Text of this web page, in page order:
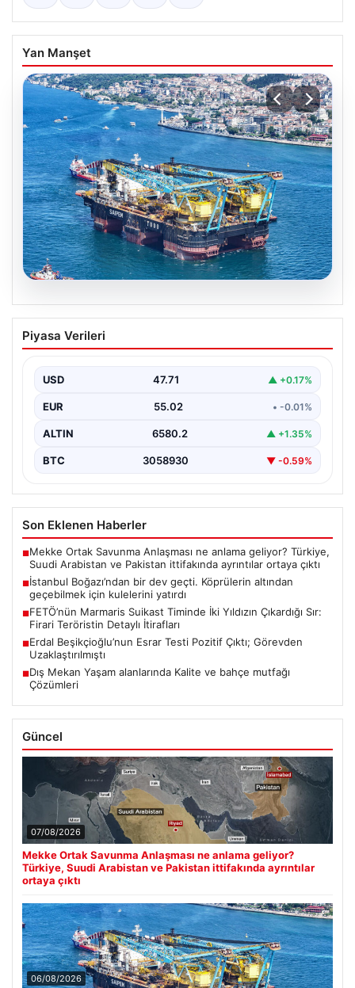
Yan Manşet
06.08.2026
İstanbul Boğazı’ndan bir dev geçti.
Köprülerin altından geçebilmek için
Piyasa Verileri
USD 47.71 ▲ +0.17%
EUR 55.02 • -0.01%
ALTIN 6580.2 ▲ +1.35%
BTC 3058930 ▼ -0.59%
Son Eklenen Haberler
■Mekke Ortak Savunma Anlaşması ne anlama geliyor? Türkiye,
Suudi Arabistan ve Pakistan ittifakında ayrıntılar ortaya çıktı
■İstanbul Boğazı’ndan bir dev geçti. Köprülerin altından
geçebilmek için kulelerini yatırdı
■FETÖ’nün Marmaris Suikast Timinde İki Yıldızın Çıkardığı Sır:
Firari Teröristin Detaylı İtirafları
■Erdal Beşikçioğlu’nun Esrar Testi Pozitif Çıktı; Görevden
Uzaklaştırılmıştı
■Dış Mekan Yaşam alanlarında Kalite ve bahçe mutfağı
Çözümleri
Güncel
07/08/2026
Mekke Ortak Savunma Anlaşması ne anlama geliyor?
Türkiye, Suudi Arabistan ve Pakistan ittifakında ayrıntılar
ortaya çıktı
06/08/2026